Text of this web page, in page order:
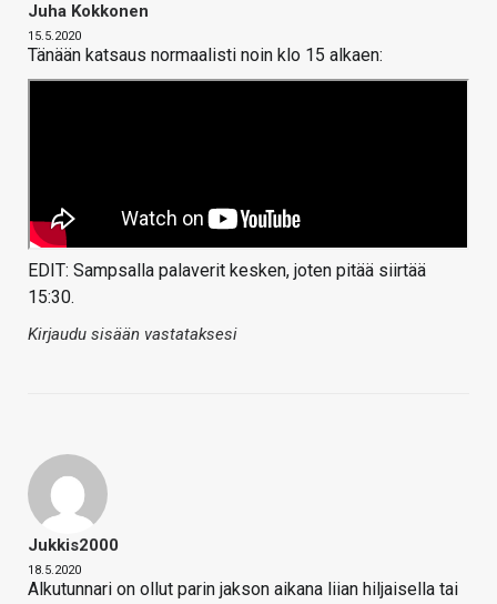
Juha Kokkonen
15.5.2020
Tänään katsaus normaalisti noin klo 15 alkaen:
EDIT: Sampsalla palaverit kesken, joten pitää siirtää
15:30.
Kirjaudu sisään vastataksesi
Jukkis2000
18.5.2020
Alkutunnari on ollut parin jakson aikana liian hiljaisella tai